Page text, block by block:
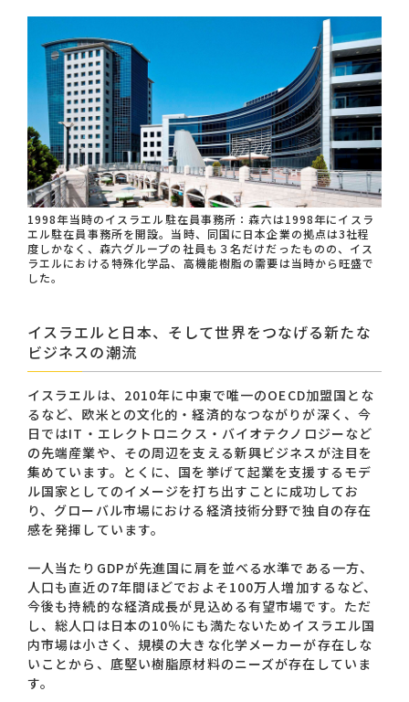
1998年当時のイスラエル駐在員事務所：森六は1998年にイスラ
エル駐在員事務所を開設。当時、同国に日本企業の拠点は3社程
度しかなく、森六グループの社員も３名だけだったものの、イス
ラエルにおける特殊化学品、高機能樹脂の需要は当時から旺盛で
した。
イスラエルと日本、そして世界をつなげる新たな
ビジネスの潮流
イスラエルは、2010年に中東で唯一のOECD加盟国とな
るなど、欧米との文化的・経済的なつながりが深く、今
日ではIT・エレクトロニクス・バイオテクノロジーなど
の先端産業や、その周辺を支える新興ビジネスが注目を
集めています。とくに、国を挙げて起業を支援するモデ
ル国家としてのイメージを打ち出すことに成功してお
り、グローバル市場における経済技術分野で独自の存在
感を発揮しています。
一人当たりGDPが先進国に肩を並べる水準である一方、
人口も直近の7年間ほどでおよそ100万人増加するなど、
今後も持続的な経済成長が見込める有望市場です。ただ
し、総人口は日本の10％にも満たないためイスラエル国
内市場は小さく、規模の大きな化学メーカーが存在しな
いことから、底堅い樹脂原材料のニーズが存在していま
す。